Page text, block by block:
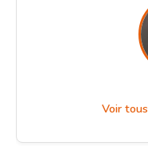
Voir